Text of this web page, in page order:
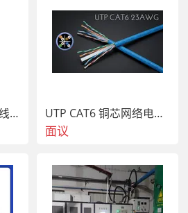
德国倍福beckhoff 总线模块 EL7037 UTP CAT6 铜芯网络电缆 Cat5e（CU）
面议